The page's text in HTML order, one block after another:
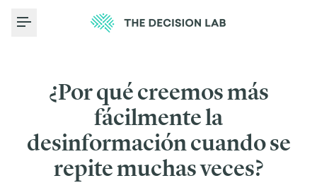
Toggle Menu
¿Por qué creemos más
fácilmente la
desinformación cuando se
repite muchas veces?